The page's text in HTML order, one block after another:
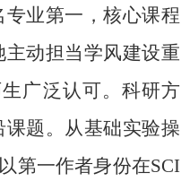
业第一，核心课程
动担当学风建设重
广泛认可。科研方
题。从基础实验操
第一作者身份在SCI